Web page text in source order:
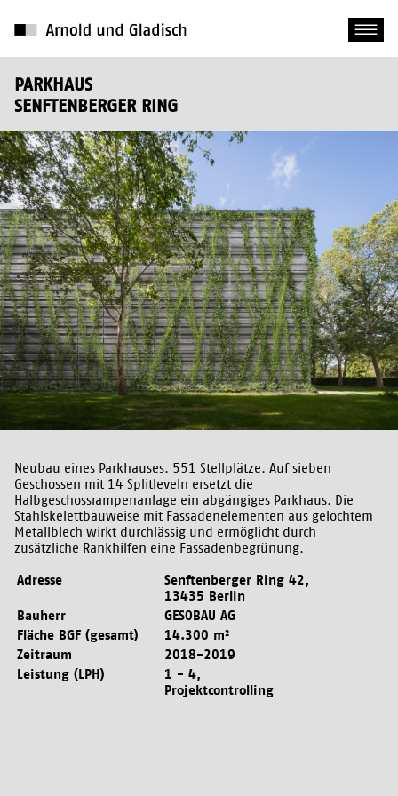
PARKHAUS
SENFTENBERGER RING
Neubau eines Parkhauses. 551 Stellplätze. Auf sieben
Geschossen mit 14 Splitleveln ersetzt die
Halbgeschossrampenanlage ein abgängiges Parkhaus. Die
Stahlskelettbauweise mit Fassadenelementen aus gelochtem
Metallblech wirkt durchlässig und ermöglicht durch
zusätzliche Rankhilfen eine Fassadenbegrünung.
Adresse
Senftenberger Ring 42,
13435 Berlin
Bauherr
GESOBAU AG
Fläche BGF (gesamt)
14.300 m²
Zeitraum
2018-2019
Leistung (LPH)
1 - 4,
Projektcontrolling